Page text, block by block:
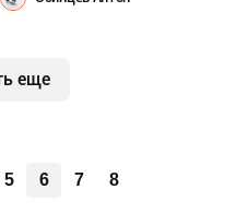
еще
5 6 7 8